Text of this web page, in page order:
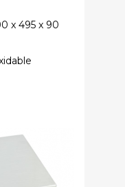
x 495 x 90